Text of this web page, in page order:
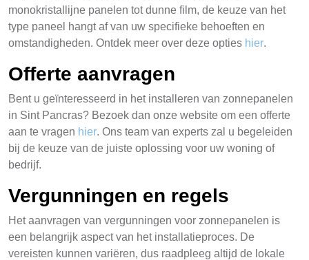
monokristallijne panelen tot dunne film, de keuze van het
type paneel hangt af van uw specifieke behoeften en
omstandigheden. Ontdek meer over deze opties hier.
Offerte aanvragen
Bent u geïnteresseerd in het installeren van zonnepanelen
in Sint Pancras? Bezoek dan onze website om een offerte
aan te vragen hier. Ons team van experts zal u begeleiden
bij de keuze van de juiste oplossing voor uw woning of
bedrijf.
Vergunningen en regels
Het aanvragen van vergunningen voor zonnepanelen is
een belangrijk aspect van het installatieproces. De
vereisten kunnen variëren, dus raadpleeg altijd de lokale